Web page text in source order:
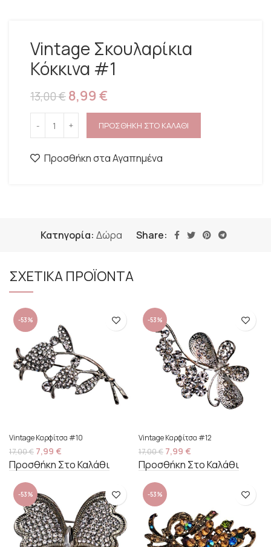
Vintage Σκουλαρίκια
Κόκκινα #1
13,00€8,99 €
ΠΡΟΣΘΗΚΗ ΣΤΟ ΚΑΛΑΘΙ
Προσθήκη στα Αγαπημένα
Κατηγορία: Δώρα Share:
ΣΧΕΤΙΚΑ ΠΡΟΪΟΝΤΑ
-53%
Vintage Καρφίτσα #10
17,00€ 7,99 €
Προσθήκη Στο Καλάθι
-53%
Vintage Καρφίτσα #12
17,00€ 7,99 €
Προσθήκη Στο Καλάθι
-53% -53%